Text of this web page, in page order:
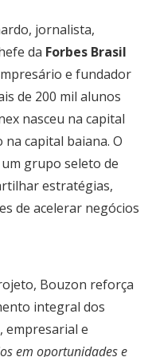
jornalista,
da Forbes Brasil
e fundador
de 200 mil alunos
nasceu na capital
capital baiana. O
grupo seleto de
estratégias,
de acelerar negócios
Bouzon reforça
integral dos
empresarial e
em oportunidades e